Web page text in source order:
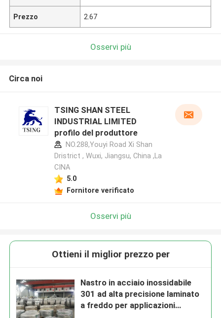
Prezzo 2.67
Osservi più
Circa noi
TSING SHAN STEEL
INDUSTRIAL LIMITED
profilo del produttore
NO.288,Youyi Road Xi Shan
Dristrict , Wuxi, Jiangsu, China ,La
CINA
5.0
Fornitore verificato
Osservi più
Ottieni il miglior prezzo per
Nastro in acciaio inossidabile
301 ad alta precisione laminato
a freddo per applicazioni